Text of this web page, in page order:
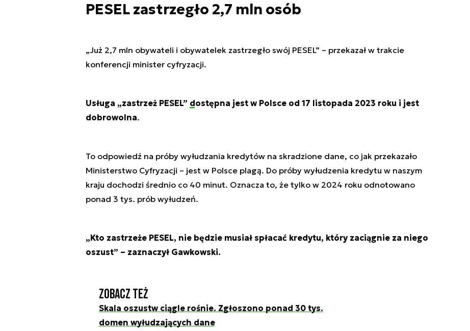
PESEL zastrzegło 2,7 mln osób
„Już 2,7 mln obywateli i obywatelek zastrzegło swój PESEL” – przekazał w trakcie
konferencji minister cyfryzacji.
Usługa „zastrzeż PESEL” dostępna jest w Polsce od 17 listopada 2023 roku i jest
dobrowolna.
To odpowiedź na próby wyłudzania kredytów na skradzione dane, co jak przekazało
Ministerstwo Cyfryzacji – jest w Polsce plagą. Do próby wyłudzenia kredytu w naszym
kraju dochodzi średnio co 40 minut. Oznacza to, że tylko w 2024 roku odnotowano
ponad 3 tys. prób wyłudzeń.
„Kto zastrzeże PESEL, nie będzie musiał spłacać kredytu, który zaciągnie za niego
oszust” – zaznaczył Gawkowski.
Zobacz też
Skala oszustw ciągle rośnie. Zgłoszono ponad 30 tys.
domen wyłudzających dane